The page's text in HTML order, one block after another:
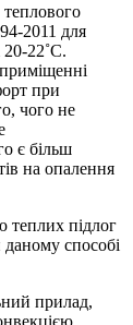
2011 для
20-22˚С.
при
чого не
є більш
на опалення
теплих підлог
способі
прилад,